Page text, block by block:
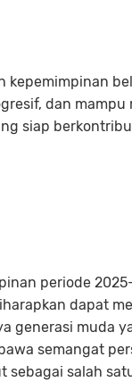
kepemimpinan
dan mampu
siap
periode
dapat
generasi muda
semangat
sebagai salah